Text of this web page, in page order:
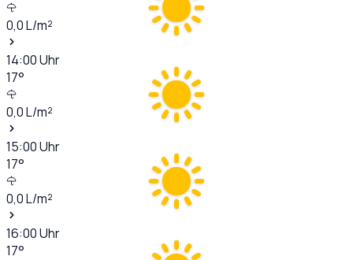
0,0L/m²
14:00Uhr
17°
0,0L/m²
15:00Uhr
17°
0,0L/m²
16:00Uhr
17°